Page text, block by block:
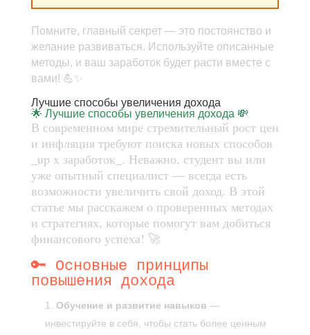
Помните, главный секрет — это постоянство и
желание развиваться. Используйте описанные
методы, и ваш заработок будет расти вместе с
вами! 💪✨
Лучшие способы увеличения дохода
🌟 Лучшие способы увеличения дохода 💸
В современном мире стремительный рост цен
и инфляция требуют поиска новых способов
_up x заработок_. Неважно, студент вы или
уже опытный специалист — всегда есть
возможности увеличить свой доход. В этой
статье мы расскажем о проверенных методах
и стратегиях, которые помогут вам добиться
финансового успеха! 🚀
🔑 Основные принципы
повышения дохода
Обучение и развитие навыков —
инвестируйте в себя, чтобы стать более ценным